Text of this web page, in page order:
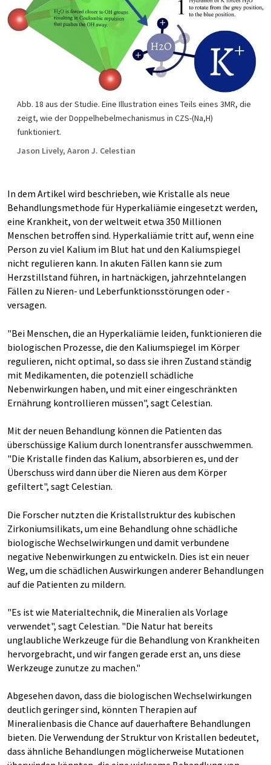
Abb. 18 aus der Studie. Eine Illustration eines Teils eines 3MR, die
zeigt, wie der Doppelhebelmechanismus in CZS-(Na,H)
funktioniert.
Jason Lively, Aaron J. Celestian
In dem Artikel wird beschrieben, wie Kristalle als neue
Behandlungsmethode für Hyperkaliämie eingesetzt werden,
eine Krankheit, von der weltweit etwa 350 Millionen
Menschen betroffen sind. Hyperkaliämie tritt auf, wenn eine
Person zu viel Kalium im Blut hat und den Kaliumspiegel
nicht regulieren kann. In akuten Fällen kann sie zum
Herzstillstand führen, in hartnäckigen, jahrzehntelangen
Fällen zu Nieren- und Leberfunktionsstörungen oder -
versagen.
"Bei Menschen, die an Hyperkaliämie leiden, funktionieren die
biologischen Prozesse, die den Kaliumspiegel im Körper
regulieren, nicht optimal, so dass sie ihren Zustand ständig
mit Medikamenten, die potenziell schädliche
Nebenwirkungen haben, und mit einer eingeschränkten
Ernährung kontrollieren müssen", sagt Celestian.
Mit der neuen Behandlung können die Patienten das
überschüssige Kalium durch Ionentransfer ausschwemmen.
"Die Kristalle finden das Kalium, absorbieren es, und der
Überschuss wird dann über die Nieren aus dem Körper
gefiltert", sagt Celestian.
Die Forscher nutzten die Kristallstruktur des kubischen
Zirkoniumsilikats, um eine Behandlung ohne schädliche
biologische Wechselwirkungen und damit verbundene
negative Nebenwirkungen zu entwickeln. Dies ist ein neuer
Weg, um die schädlichen Auswirkungen anderer Behandlungen
auf die Patienten zu mildern.
"Es ist wie Materialtechnik, die Mineralien als Vorlage
verwendet", sagt Celestian. "Die Natur hat bereits
unglaubliche Werkzeuge für die Behandlung von Krankheiten
hervorgebracht, und wir fangen gerade erst an, uns diese
Werkzeuge zunutze zu machen."
Abgesehen davon, dass die biologischen Wechselwirkungen
deutlich geringer sind, könnten Therapien auf
Mineralienbasis die Chance auf dauerhaftere Behandlungen
bieten. Die Verwendung der Struktur von Kristallen bedeutet,
dass ähnliche Behandlungen möglicherweise Mutationen